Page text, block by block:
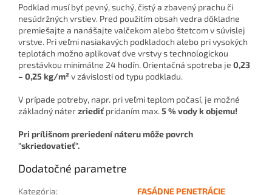
Podklad musí byť pevný, suchý, čistý a zbavený prachu či
nesúdržných vrstiev. Pred použitím obsah vedra dôkladne
premiešajte a nanášajte valčekom alebo štetcom v súvislej
vrstve. Pri veľmi nasiakavých podkladoch alebo pri vysokých
teplotách možno aplikovať dve vrstvy s technologickou
prestávkou minimálne 24 hodín. Orientačná spotreba je 0,23
– 0,25 kg/m²v závislosti od typu podkladu.
V prípade potreby, napr. pri veľmi teplom počasí, je možné
základný náterzriediť pridaním max. 5 % vody k objemu!
Pri prílišnom preriedení náteru môže povrch
"skriedovatieť".
Dodatočné parametre
Kategória:
FASÁDNE PENETRÁCIE